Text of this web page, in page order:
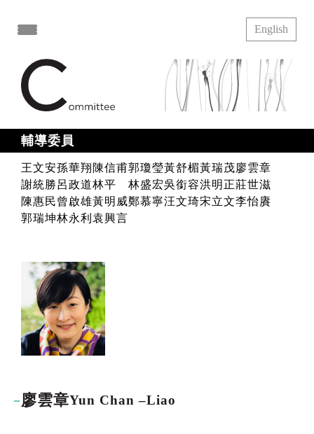
打開導覽選單
English
輔導委員
王文安孫華翔 陳信甫郭瓊瑩黃舒楣黃瑞茂 廖雲章
謝統勝呂政道林平 林盛宏吳銜容洪明正莊世滋
陳惠民曾啟雄黃明威鄭慕寧汪文琦宋立文李怡賡
郭瑞坤林永利 袁興言
廖雲章Yun Chan –Liao